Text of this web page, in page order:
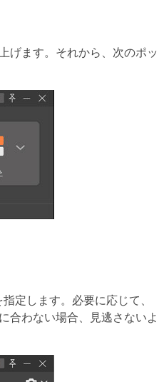
げます。それから、次のポッ
定します。必要に応じて、
合わない場合、見逃さないよ